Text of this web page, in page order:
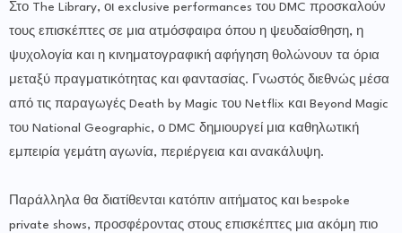
Στο The Library, οι exclusive performances του DMC προσκαλούν
τους επισκέπτες σε μια ατμόσφαιρα όπου η ψευδαίσθηση, η
ψυχολογία και η κινηματογραφική αφήγηση θολώνουν τα όρια
μεταξύ πραγματικότητας και φαντασίας. Γνωστός διεθνώς μέσα
από τις παραγωγές Death by Magic του Netflix και Beyond Magic
του National Geographic, ο DMC δημιουργεί μια καθηλωτική
εμπειρία γεμάτη αγωνία, περιέργεια και ανακάλυψη.
Παράλληλα θα διατίθενται κατόπιν αιτήματος και bespoke
private shows, προσφέροντας στους επισκέπτες μια ακόμη πιο